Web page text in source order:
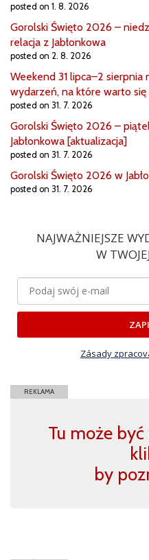
posted on 1. 8. 2026
Gorolski Święto 2026 –
relacja z Jabłonkowa
posted on 2. 8. 2026
Weekend 31 lipca–2 sierpnia
wydarzeń, na które warto się
posted on 31. 7. 2026
Gorolski Święto 2026 –
Jabłonkowa [aktualizacja]
posted on 31. 7. 2026
Gorolski Święto 2026 w
posted on 31. 7. 2026
NAJWAŻNIEJSZE
W
Zásady
REKLAMA
Tu może
by